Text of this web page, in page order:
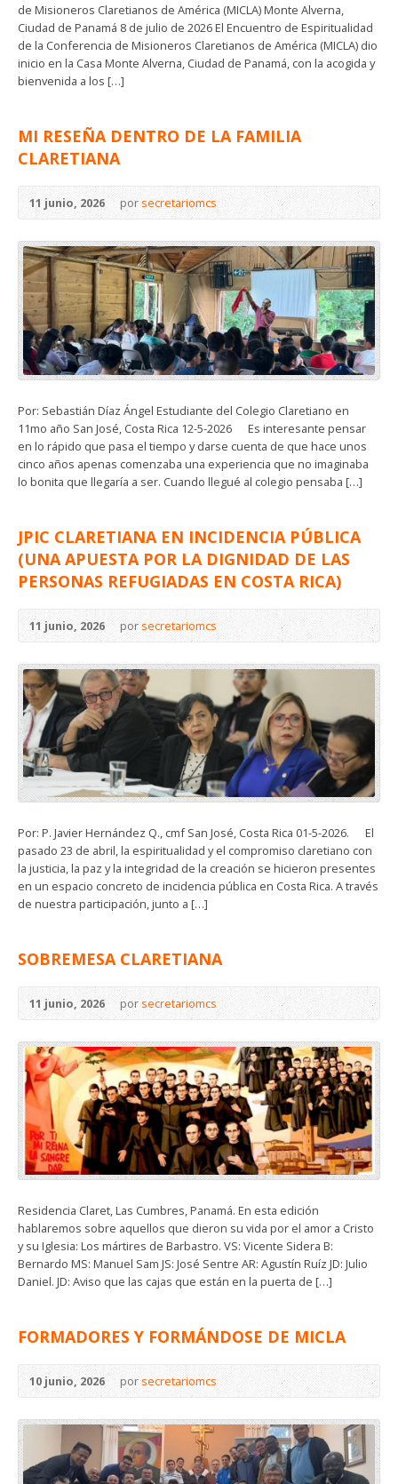
de Misioneros Claretianos de América (MICLA) Monte Alverna,
Ciudad de Panamá 8 de julio de 2026 El Encuentro de Espiritualidad
de la Conferencia de Misioneros Claretianos de América (MICLA) dio
inicio en la Casa Monte Alverna, Ciudad de Panamá, con la acogida y
bienvenida a los […]
MI RESEÑA DENTRO DE LA FAMILIA
CLARETIANA
11 junio, 2026 porsecretariomcs
Por: Sebastián Díaz Ángel Estudiante del Colegio Claretiano en
11mo año San José, Costa Rica 12-5-2026 Es interesante pensar
en lo rápido que pasa el tiempo y darse cuenta de que hace unos
cinco años apenas comenzaba una experiencia que no imaginaba
lo bonita que llegaría a ser. Cuando llegué al colegio pensaba […]
JPIC CLARETIANA EN INCIDENCIA PÚBLICA
(UNA APUESTA POR LA DIGNIDAD DE LAS
PERSONAS REFUGIADAS EN COSTA RICA)
11 junio, 2026 porsecretariomcs
Por: P. Javier Hernández Q., cmf San José, Costa Rica 01-5-2026. El
pasado 23 de abril, la espiritualidad y el compromiso claretiano con
la justicia, la paz y la integridad de la creación se hicieron presentes
en un espacio concreto de incidencia pública en Costa Rica. A través
de nuestra participación, junto a […]
SOBREMESA CLARETIANA
11 junio, 2026 porsecretariomcs
Residencia Claret, Las Cumbres, Panamá. En esta edición
hablaremos sobre aquellos que dieron su vida por el amor a Cristo
y su Iglesia: Los mártires de Barbastro. VS: Vicente Sidera B:
Bernardo MS: Manuel Sam JS: José Sentre AR: Agustín Ruíz JD: Julio
Daniel. JD: Aviso que las cajas que están en la puerta de […]
FORMADORES Y FORMÁNDOSE DE MICLA
10 junio, 2026 porsecretariomcs